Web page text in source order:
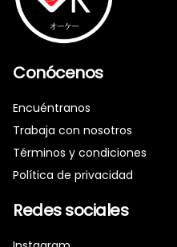
Conócenos
Encuéntranos
Trabaja con nosotros
Términos y condiciones
Política de privacidad
Redes sociales